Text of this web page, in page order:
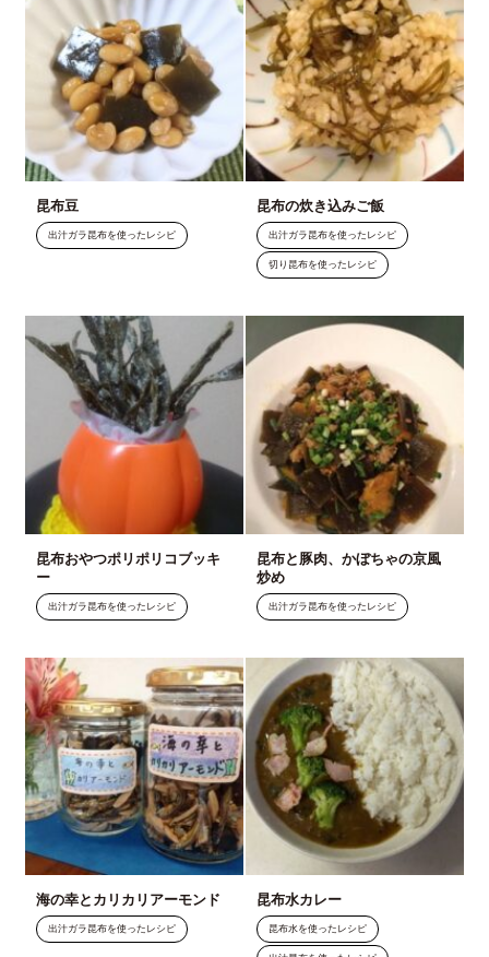
昆布豆
出汁ガラ昆布を使ったレシピ
昆布の炊き込みご飯
出汁ガラ昆布を使ったレシピ
切り昆布を使ったレシピ
昆布おやつポリポリコブッキ
ー
出汁ガラ昆布を使ったレシピ
昆布と豚肉、かぼちゃの京風
炒め
出汁ガラ昆布を使ったレシピ
海の幸とカリカリアーモンド
出汁ガラ昆布を使ったレシピ
昆布水カレー
昆布水を使ったレシピ